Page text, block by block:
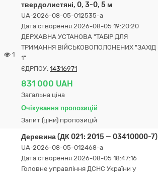
1
твердолистяні, 0, 3-0, 5 м
UA-2026-08-05-012535-a
Дата створення 2026-08-05 19:20:20
ДЕРЖАВНА УСТАНОВА "ТАБІР ДЛЯ
ТРИМАННЯ ВІЙСЬКОВОПОЛОНЕНИХ "ЗАХІД
1"
ЄДРПОУ: 14316971
831 000 UAH
Загальна ціна
Очікування пропозицій
Запит (ціни) пропозицій
Деревина (ДК 021: 2015 — 03410000-7)
UA-2026-08-05-012468-a
Дата створення 2026-08-05 18:47:16
Головне управління ДСНС України у